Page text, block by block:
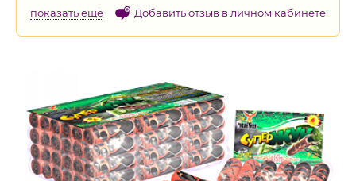
показать ещё Добавить отзыв в личном кабинете